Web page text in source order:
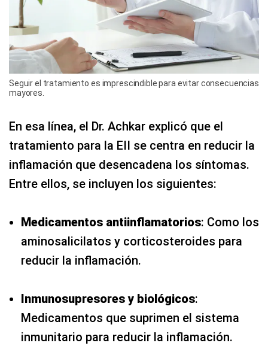
Seguir el tratamiento es imprescindible para evitar consecuencias
mayores.
En esa línea, el Dr. Achkar explicó que el
tratamiento para la EII se centra en reducir la
inflamación que desencadena los síntomas.
Entre ellos, se incluyen los siguientes:
Medicamentos antiinflamatorios: Como los
aminosalicilatos y corticosteroides para
reducir la inflamación.
Inmunosupresores y biológicos:
Medicamentos que suprimen el sistema
inmunitario para reducir la inflamación.